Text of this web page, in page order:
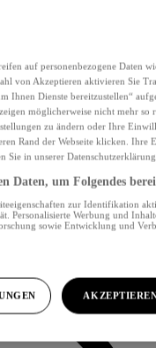
auf personenbezogene Daten
von Akzeptieren aktivieren Sie
Ihnen Dienste bereitzustellen“
möglicherweise nicht mehr so
zu ändern oder Ihre
Rand der Webseite klicken. Ihre
Sie in unserer
Daten, um Folgendes
zur Identifikation
Personalisierte Werbung und
sowie Entwicklung und